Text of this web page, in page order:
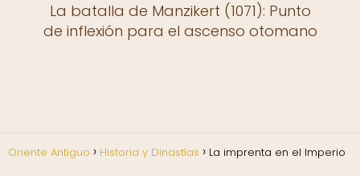
La batalla de Manzikert (1071): Punto
de inflexión para el ascenso otomano
Oriente Antiguo Historia y Dinastías La imprenta en el Imperio